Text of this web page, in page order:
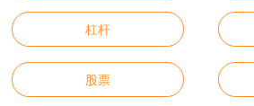
杠杆
股票